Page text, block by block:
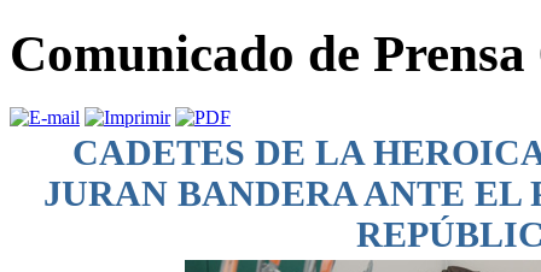
Comunicado de Prensa
CADETES DE LA
JURAN BANDERA ANTE EL